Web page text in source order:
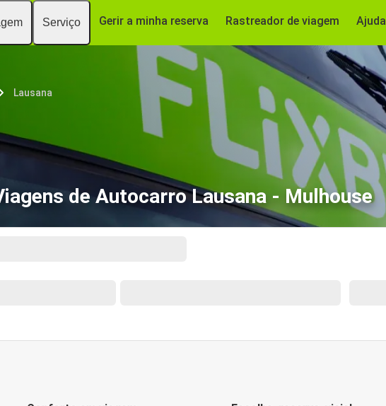
Serviço Gerir a minha reserva Rastreador de viagem Ajuda
Lausana
de Autocarro Lausana - Mulhouse